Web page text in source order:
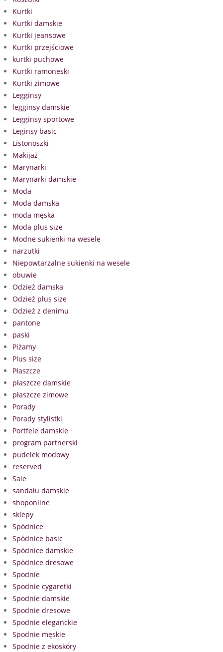
Kurtki
Kurtki damskie
Kurtki jeansowe
Kurtki przejściowe
kurtki puchowe
Kurtki ramoneski
Kurtki zimowe
Legginsy
legginsy damskie
Legginsy sportowe
Leginsy basic
Listonoszki
Makijaż
Marynarki
Marynarki damskie
Moda
Moda damska
moda męska
Moda plus size
Modne sukienki na wesele
narzutki
Niepowtarzalne sukienki na wesele
obuwie
Odzież damska
Odzież plus size
Odzież z denimu
pantone
paski
Piżamy
Plus size
Płaszcze
płaszcze damskie
płaszcze zimowe
Porady
Porady stylistki
Portfele damskie
program partnerski
pudelek modowy
reserved
Sale
sandału damskie
shoponline
sklepy
Spódnice
Spódnice basic
Spódnice damskie
Spódnice dresowe
Spodnie
Spodnie cygaretki
Spodnie damskie
Spodnie dresowe
Spodnie eleganckie
Spodnie męskie
Spodnie z ekoskóry